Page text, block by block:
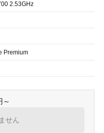
2.53GHz
Premium
～
せん